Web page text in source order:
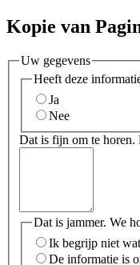
Kopie van
Uw gegevens
Heeft deze
Ja
Nee
Dat is fijn om te horen.
Dat is jammer. We
Ik begrijp niet
De informatie is